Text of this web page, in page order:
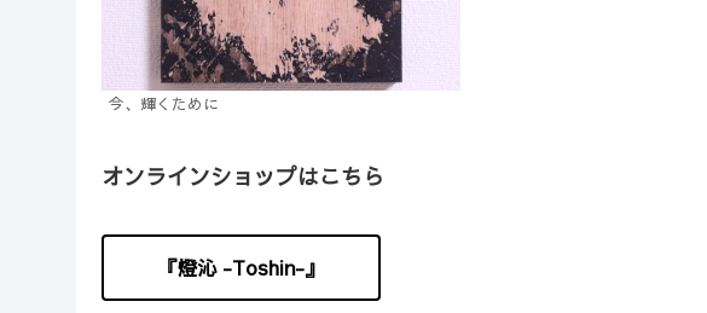
今、輝くために
オンラインショップはこちら
『燈沁 -Toshin-』